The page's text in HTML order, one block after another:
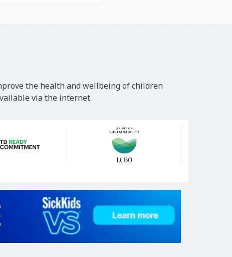
the health and wellbeing of children
via the internet.